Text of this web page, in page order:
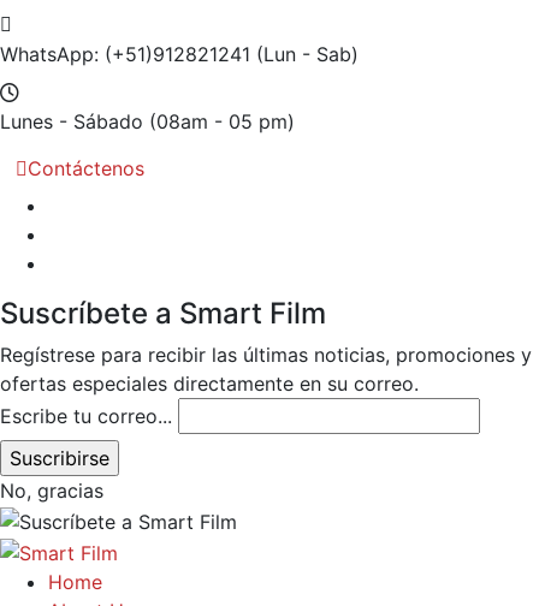
WhatsApp: (+51)912821241 (Lun - Sab)
Lunes - Sábado (08am - 05 pm)
Contáctenos
Suscríbete a Smart Film
Regístrese para recibir las últimas noticias, promociones y
ofertas especiales directamente en su correo.
Escribe tu correo...
No, gracias
Home